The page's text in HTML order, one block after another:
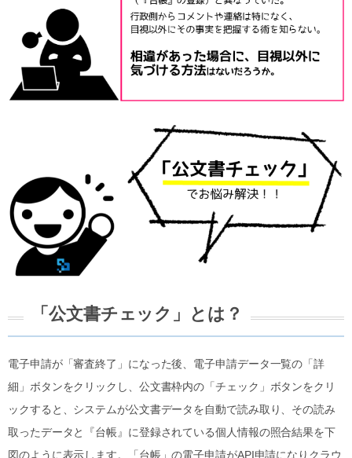
「公文書チェック」とは？
電子申請が「審査終了」になった後、電子申請データ一覧の「詳
細」ボタンをクリックし、公文書枠内の「チェック」ボタンをクリ
ックすると、システムが公文書データを自動で読み取り、その読み
取ったデータと『台帳』に登録されている個人情報の照合結果を下
図のように表示します。「台帳」の電子申請がAPI申請になりクラウ